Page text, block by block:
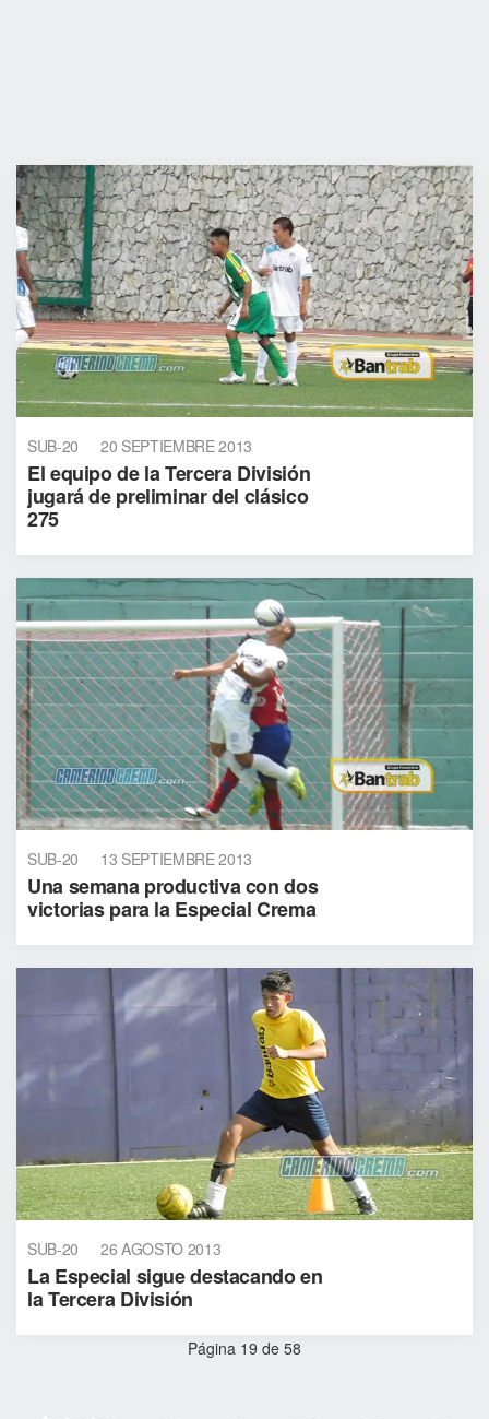
SUB-20 20 SEPTIEMBRE 2013
El equipo de la Tercera División
jugará de preliminar del clásico
275
SUB-20 13 SEPTIEMBRE 2013
Una semana productiva con dos
victorias para la Especial Crema
SUB-20 26 AGOSTO 2013
La Especial sigue destacando en
la Tercera División
Página 19 de 58